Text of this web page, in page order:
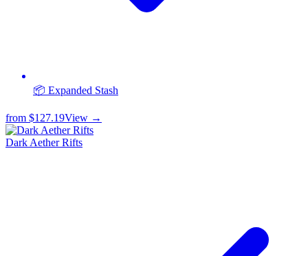
📦 Expanded Stash
from $127.19View →
Dark Aether Rifts